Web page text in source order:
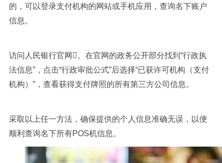
的，可以登录支付机构的网站或手机应用，查询名下账户
信息。
访问人民银行官网。在官网的政务公开部分找到“行政执
法信息”，点击“行政审批公式”后选择“已获许可机构（支付
机构）”，查看获得支付牌照的所有第三方公司信息。
采取以上任一方法，确保提供的个人信息准确无误，以便
顺利查询名下所有POS机信息。